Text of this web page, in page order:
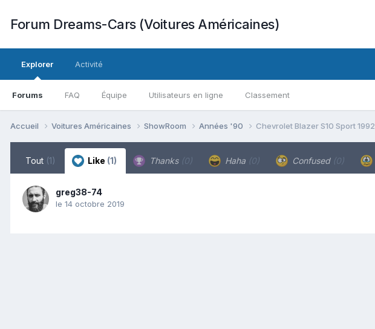
Forum Dreams-Cars (Voitures Américaines)
Explorer
Forums FAQ Équipe Utilisateurs en ligne Classement
Activité
Accueil Voitures Américaines ShowRoom Années '90 Chevrolet Blazer S10 Sport 1992
Tout (1) Like (1) Thanks (0) Haha (0) Confused (0)
greg38-74
le 14 octobre 2019